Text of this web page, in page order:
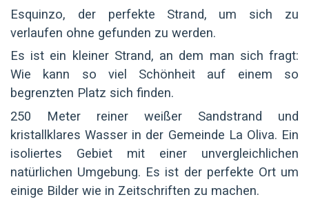
Esquinzo, der perfekte Strand, um sich zu
verlaufen ohne gefunden zu werden.
Es ist ein kleiner Strand, an dem man sich fragt:
Wie kann so viel Schönheit auf einem so
begrenzten Platz sich finden.
250 Meter reiner weißer Sandstrand und
kristallklares Wasser in der Gemeinde La Oliva. Ein
isoliertes Gebiet mit einer unvergleichlichen
natürlichen Umgebung. Es ist der perfekte Ort um
einige Bilder wie in Zeitschriften zu machen.